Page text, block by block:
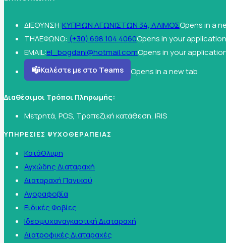
ΔΙΕΘΥΝΣΗ:ΚΥΠΡΙΩΝ ΑΓΩΝΙΣΤΩΝ 34, ΑΛΙΜΟΣOpens in a
ΤΗΛΕΦΩΝΟ: (+30) 698 104 4060Opens in your application
EMAIL:el_bogdani@hotmail.comOpens in your
Καλέστε με στο Teams
Opens in a new tab
Διαθέσιμοι Τρόποι Πληρωμής:
Μετρητά, POS, Τραπεζική κατάθεση, IRIS
ΥΠΗΡΕΣΙΕΣ ΨΥΧΟΘΕΡΑΠΕΙΑΣ
Κατάθλιψη
Αγχώδης Διαταραχή
Διαταραχή Πανικού
Αγοραφοβία
Ειδικές Φοβίες
Ιδεοψυχαναγκαστική Διαταραχή
Διατροφικές Διαταραχές